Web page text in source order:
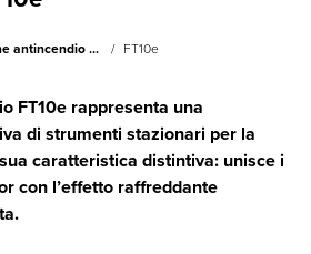
antincendio ... FT10e
FT10e rappresenta una
di strumenti stazionari per la
caratteristica distintiva: unisce i
con l’effetto raffreddante